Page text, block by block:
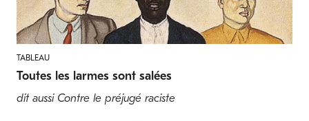
TABLEAU
Toutes les larmes sont salées
dit aussi Contre le préjugé raciste